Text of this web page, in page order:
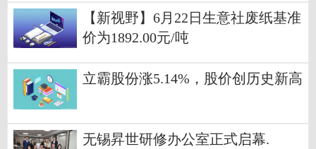
【新视野】6月22日生意社废纸基准
价为1892.00元/吨
立霸股份涨5.14%，股价创历史新高
无锡昇世研修办公室正式启幕.